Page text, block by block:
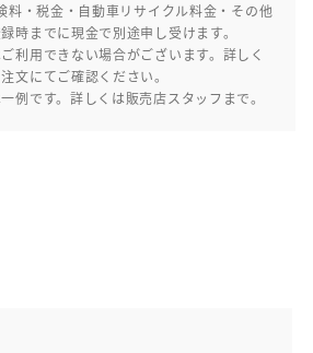
料・税金・自動車リサイクル料金・その他
時までに現金で別途申し受けます。
利用できない場合がございます。詳しく
文にてご確認ください。
例です。詳しくは販売店スタッフまで。